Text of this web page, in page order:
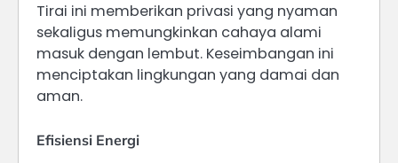
Tirai ini memberikan privasi yang nyaman
sekaligus memungkinkan cahaya alami
masuk dengan lembut. Keseimbangan ini
menciptakan lingkungan yang damai dan
aman.
Efisiensi Energi